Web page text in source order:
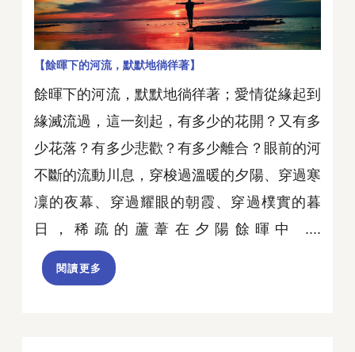
【餘暉下的河流，默默地徜徉著】
餘暉下的河流，默默地徜徉著；愛情從緣起到
緣滅流過，這一刻起，有多少的花開？又有多
少花落？有多少悲歡？有多少離合？眼前的河
不斷的流動川息，穿梭過溫暖的夕陽、穿過寒
凜的夜幕、穿過耀眼的朝霞、穿過樸實的暮
日，稀疏的蘆葦在夕陽餘暉中 ....
閱讀更多